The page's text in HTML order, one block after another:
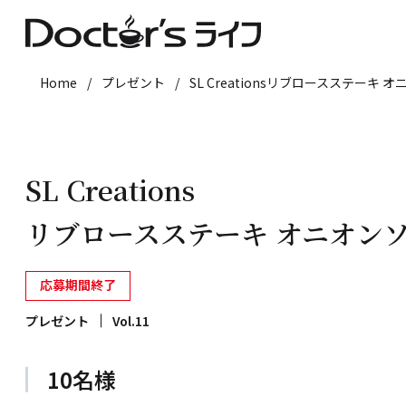
Home / プレゼント / SL Creationsリブロースステーキ オ
SL Creations
リブロースステーキ オニオン
応募期間終了
プレゼント
Vol.11
10名様